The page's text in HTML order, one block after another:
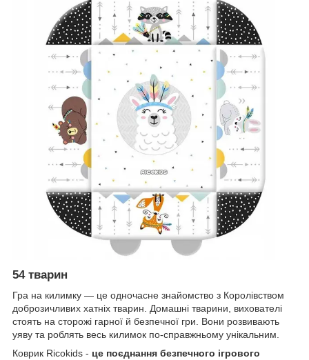
54 тварин
Гра на килимку — це одночасне знайомство з Королівством
доброзичливих хатніх тварин. Домашні тварини, вихователі
стоять на сторожі гарної й безпечної гри. Вони розвивають
уяву та роблять весь килимок по-справжньому унікальним.
Коврик Ricokids - це поєднання безпечного ігрового